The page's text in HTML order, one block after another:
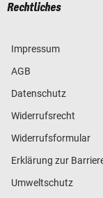
Rechtliches
Impressum
AGB
Datenschutz
Widerrufsrecht
Widerrufsformular
Erklärung zur
Umweltschutz